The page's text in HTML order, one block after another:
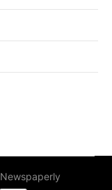
Newspaperly